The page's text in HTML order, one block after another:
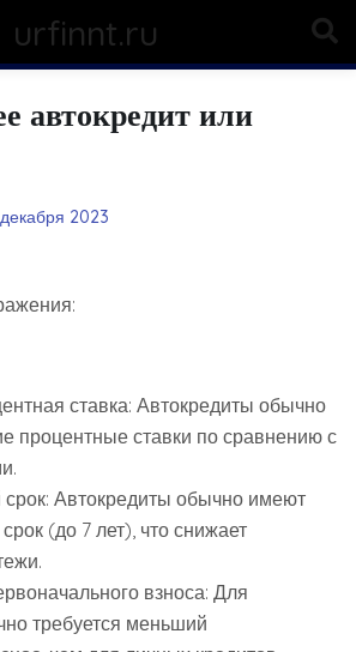
urfinnt.ru
автокредит или
декабря 2023
ставка: Автокредиты обычно
процентные ставки по сравнению с
Автокредиты обычно имеют
(до 7 лет), что снижает
взноса: Для
требуется меньший